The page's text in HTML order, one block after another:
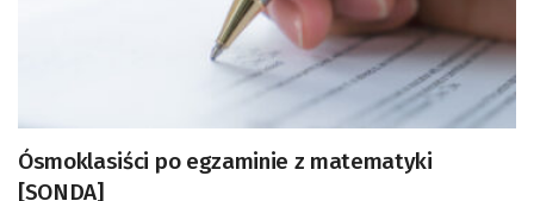
Ósmoklasiści po egzaminie z matematyki
[SONDA]